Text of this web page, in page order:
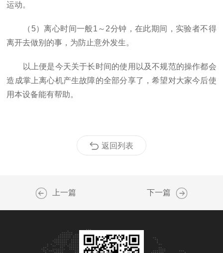
运动。
（5）离心时间一般1～2分钟，在此期间，实验者不得
离开去做别的事，为防止意外发生。
以上便是今天关于长时间的使用以及不规范的操作都会
造成掌上离心机产生故障的全部分享了，希望对大家今后使
用本设备能有帮助。
返回列表
上一篇 下一篇